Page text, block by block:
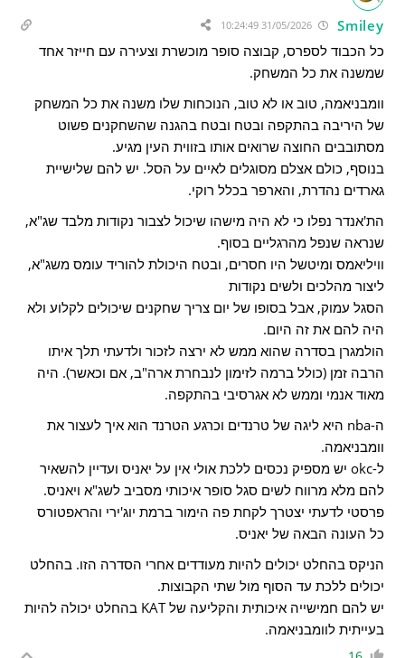
Smiley
כל הכבוד לספרס, קבוצה סופר מוכשרת וצעירה עם חייזר אחד
שמשנה את כל המשחק.
וומבניאמה, טוב או לא טוב, הנוכחות שלו משנה את כל המשחק
של היריבה בהתקפה ובטח ובטח בהגנה שהשחקנים פשוט
מסתובבים החוצה שרואים אותו בזווית העין מגיע.
בנוסף, כולם אצלם מסוגלים לאיים על הסל. יש להם שלישיית
גארדים נהדרת, והארפר בכלל רוקי.
הת'אנדר נפלו כי לא היה מישהו שיכול לצבור נקודות מלבד שג"א,
שנראה שנפל מהרגליים בסוף.
וויליאמס ומיטשל היו חסרים, ובטח היכולת להוריד עומס משג"א,
ליצור מהלכים ולשים נקודות
הסגל עמוק, אבל בסופו של יום צריך שחקנים שיכולים לקלוע ולא
היה להם את זה היום.
הולמגרן בסדרה שהוא ממש לא ירצה לזכור ולדעתי תלך איתו
הרבה זמן (כולל ברמה לזימון לנבחרת ארה"ב, אם וכאשר). היה
מאוד אנמי וממש לא אגרסיבי בהתקפה.
ה-nba היא ליגה של טרנדים וכרגע הטרנד הוא איך לעצור את
וומבניאמה.
ל-okc יש מספיק נכסים ללכת אולי אין על יאניס ועדיין להשאיר
להם מלא מרווח לשים סגל סופר איכותי מסביב לשג"א ויאניס.
פרסטי לדעתי יצטרך לקחת פה הימור ברמת יוג'ירי והראפטורס
כל העונה הבאה של יאניס.
הניקס בהחלט יכולים להיות מעודדים אחרי הסדרה הזו. בהחלט
יכולים ללכת עד הסוף מול שתי הקבוצות.
יש להם חמישייה איכותית והקליעה של KAT בהחלט יכולה להיות
בעייתית לוומבניאמה.